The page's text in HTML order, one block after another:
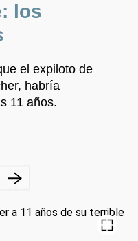
los
el expiloto de
habría
11 años.